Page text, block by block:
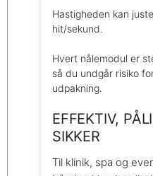
Hastigheden kan
hit/sekund.
Hvert nålemodul er
så du undgår risiko
udpakning.
EFFEKTIV,
SIKKER
Til klinik, spa og